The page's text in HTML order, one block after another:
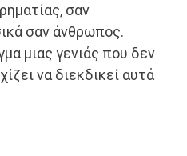
σαν
σαν άνθρωπος.
μιας γενιάς που δεν
να διεκδικεί αυτά